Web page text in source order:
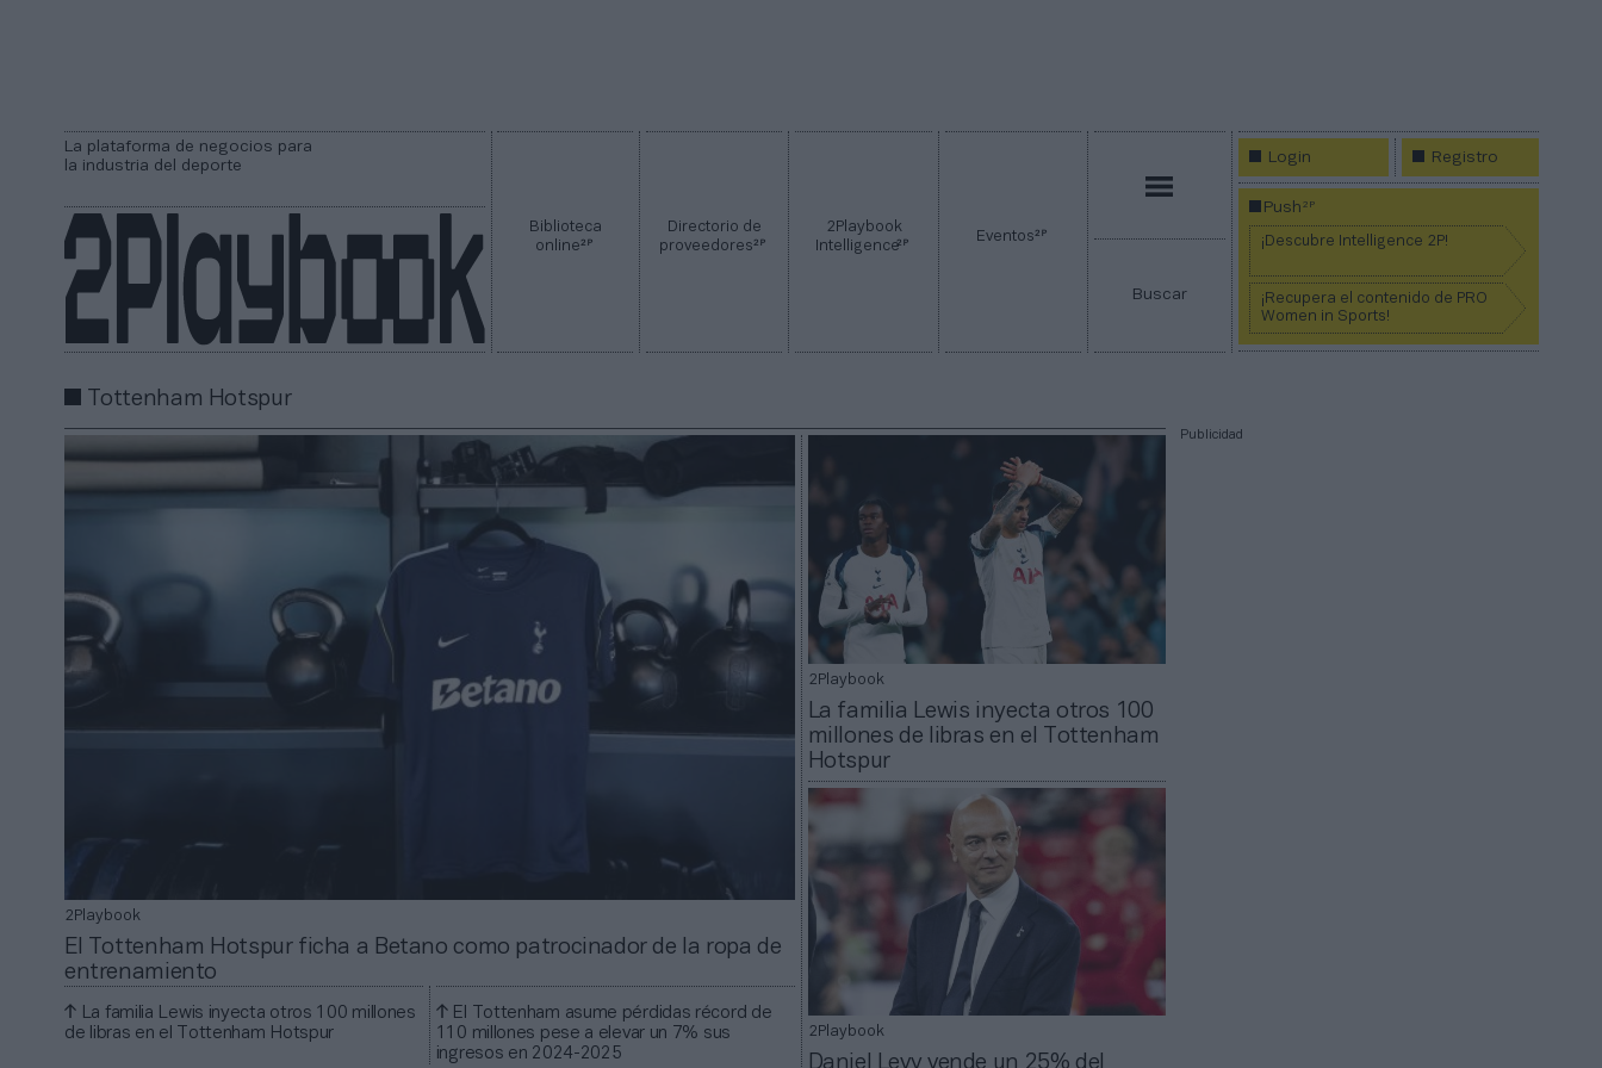
La plataforma de negocios para
la industria del deporte
Biblioteca
online2P
Directorio de
proveedores2P
2Playbook
Intelligence2P Eventos2P
Buscar
Login Registro
Push2P
¡Descubre Intelligence 2P!
¡Recupera el contenido de PRO
Women in Sports!
Tottenham Hotspur
2Playbook
El Tottenham Hotspur ficha a Betano como patrocinador de la ropa de
entrenamiento
La familia Lewis inyecta otros 100 millones
de libras en el Tottenham Hotspur
El Tottenham asume pérdidas récord de
110 millones pese a elevar un 7% sus
ingresos en 2024-2025
2Playbook
La familia Lewis inyecta otros 100
millones de libras en el Tottenham
Hotspur
2Playbook
Daniel Levy vende un 25% del
Publicidad